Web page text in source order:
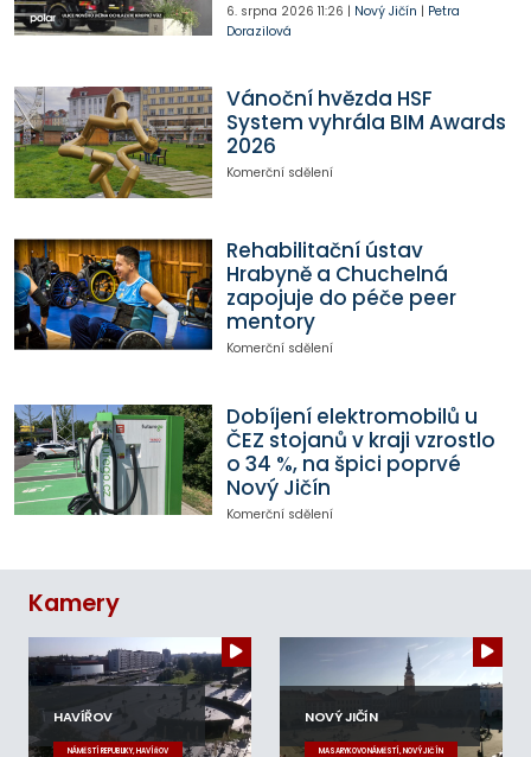
6. srpna 2026 11:26 | Nový Jičín | Petra
Dorazilová
Vánoční hvězda HSF
System vyhrála BIM Awards
2026
Komerční sdělení
Rehabilitační ústav
Hrabyně a Chuchelná
zapojuje do péče peer
mentory
Komerční sdělení
Dobíjení elektromobilů u
ČEZ stojanů v kraji vzrostlo
o 34 %, na špici poprvé
Nový Jičín
Komerční sdělení
Kamery
HAVÍŘOV
NÁMĚSTÍ REPUBLIKY, HAVÍŘOV
NOVÝ JIČÍN
MASARYKOVO NÁMĚSTÍ, NOVÝ JIČÍN